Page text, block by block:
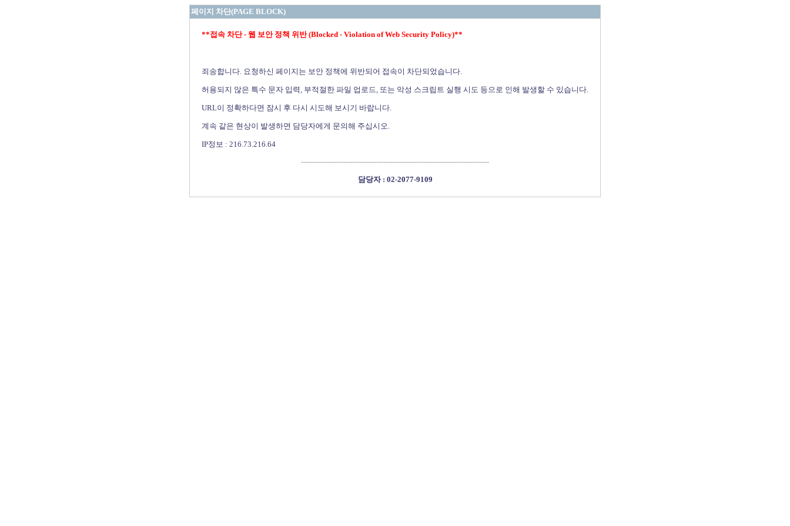
페이지 차단(PAGE BLOCK)
**접속 차단 - 웹 보안 정책 위반 (Blocked - Violation of Web Security Policy)**
죄송합니다. 요청하신 페이지는 보안 정책에 위반되어 접속이 차단되었습니다.
허용되지 않은 특수 문자 입력, 부적절한 파일 업로드, 또는 악성 스크립트 실행 시도 등으로 인해 발생할 수 있습니다.
URL이 정확하다면 잠시 후 다시 시도해 보시기 바랍니다.
계속 같은 현상이 발생하면 담당자에게 문의해 주십시오.
IP정보 : 216.73.216.64
--------------------------------------------------------------------------------
담당자 : 02-2077-9109